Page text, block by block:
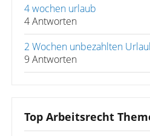
4 wochen urlaub
4 Antworten
2 Wochen unbezahlten
9 Antworten
Top Arbeitsrecht